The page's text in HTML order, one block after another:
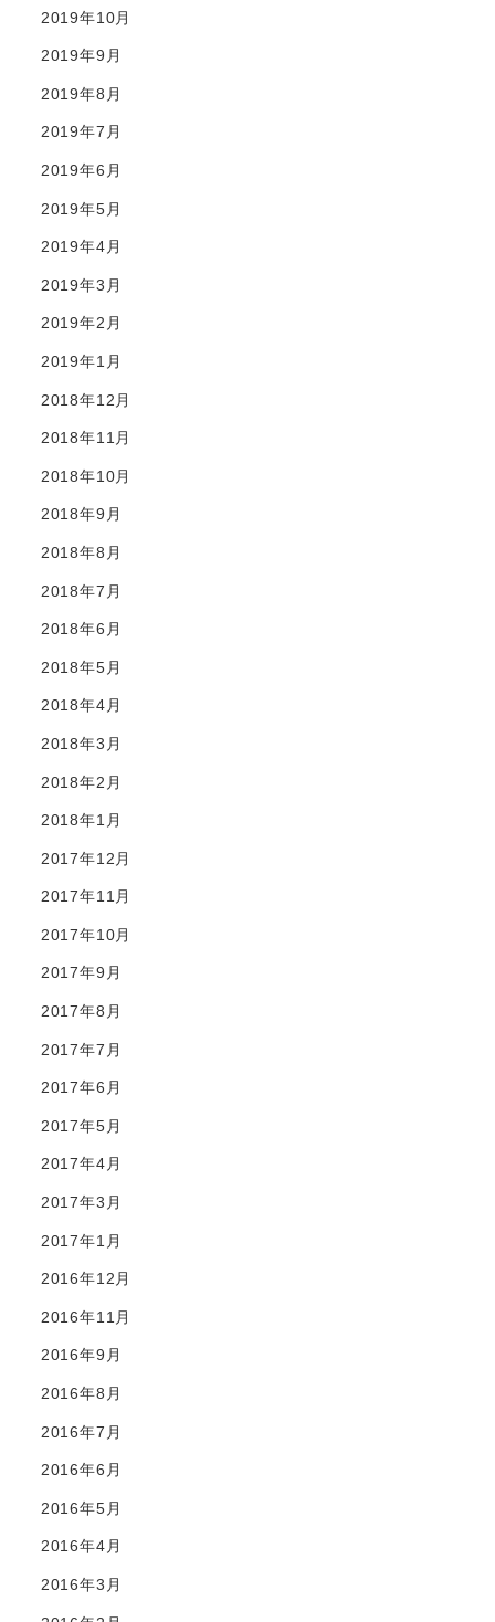
2019年10月
2019年9月
2019年8月
2019年7月
2019年6月
2019年5月
2019年4月
2019年3月
2019年2月
2019年1月
2018年12月
2018年11月
2018年10月
2018年9月
2018年8月
2018年7月
2018年6月
2018年5月
2018年4月
2018年3月
2018年2月
2018年1月
2017年12月
2017年11月
2017年10月
2017年9月
2017年8月
2017年7月
2017年6月
2017年5月
2017年4月
2017年3月
2017年1月
2016年12月
2016年11月
2016年9月
2016年8月
2016年7月
2016年6月
2016年5月
2016年4月
2016年3月